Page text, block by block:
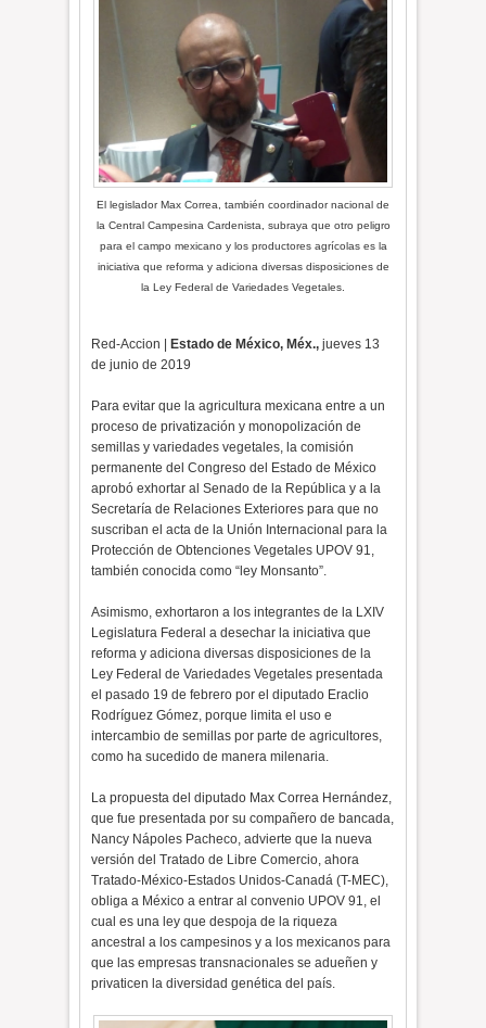
El legislador Max Correa, también coordinador nacional de
la Central Campesina Cardenista, subraya que otro peligro
para el campo mexicano y los productores agrícolas es la
iniciativa que reforma y adiciona diversas disposiciones de
la Ley Federal de Variedades Vegetales.
Red-Accion | Estado de México, Méx., jueves 13
de junio de 2019
Para evitar que la agricultura mexicana entre a un
proceso de privatización y monopolización de
semillas y variedades vegetales, la comisión
permanente del Congreso del Estado de México
aprobó exhortar al Senado de la República y a la
Secretaría de Relaciones Exteriores para que no
suscriban el acta de la Unión Internacional para la
Protección de Obtenciones Vegetales UPOV 91,
también conocida como “ley Monsanto”.
Asimismo, exhortaron a los integrantes de la LXIV
Legislatura Federal a desechar la iniciativa que
reforma y adiciona diversas disposiciones de la
Ley Federal de Variedades Vegetales presentada
el pasado 19 de febrero por el diputado Eraclio
Rodríguez Gómez, porque limita el uso e
intercambio de semillas por parte de agricultores,
como ha sucedido de manera milenaria.
La propuesta del diputado Max Correa Hernández,
que fue presentada por su compañero de bancada,
Nancy Nápoles Pacheco, advierte que la nueva
versión del Tratado de Libre Comercio, ahora
Tratado-México-Estados Unidos-Canadá (T-MEC),
obliga a México a entrar al convenio UPOV 91, el
cual es una ley que despoja de la riqueza
ancestral a los campesinos y a los mexicanos para
que las empresas transnacionales se adueñen y
privaticen la diversidad genética del país.